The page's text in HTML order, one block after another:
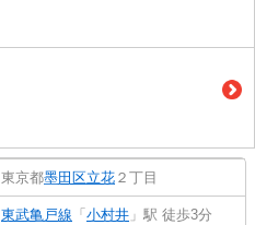
東京都墨田区立花 ２丁目
東武亀戸線 「 小村井 」駅 徒歩3分